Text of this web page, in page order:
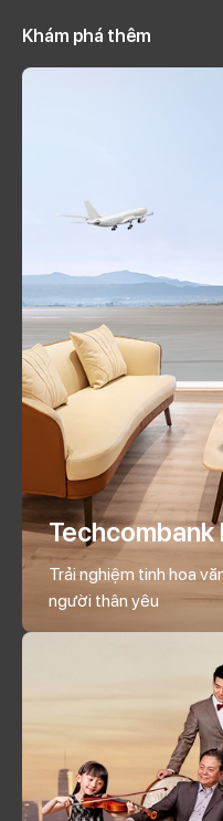
Khám phá thêm
Techcombank
Trải nghiệm tinh hoa
người thân yêu